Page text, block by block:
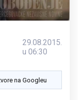
29.08.2015.
u 06:30
na Googleu